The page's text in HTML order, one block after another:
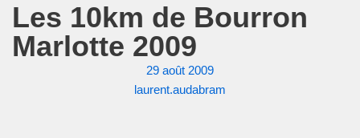
Les 10km de Bourron
Marlotte 2009
29 août 2009
laurent.audabram